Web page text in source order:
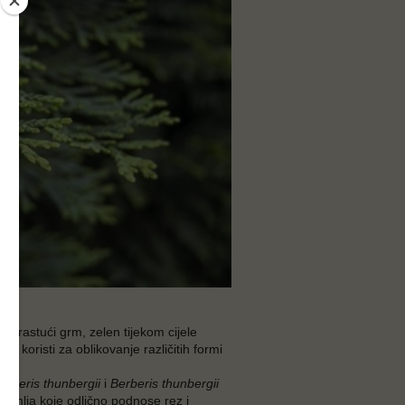
grm, zelen tijekom cijele
koristi za oblikovanje različitih formi
Berberis thunbergiii Berberis thunbergii
grmlja koje odlično podnose rez i